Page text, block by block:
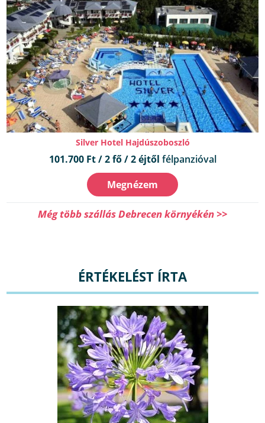
Silver Hotel Hajdúszoboszló
101.700 Ft / 2 fő / 2 éjtől félpanzióval
Megnézem
Még több szállás Debrecen környékén >>
ÉRTÉKELÉST ÍRTA